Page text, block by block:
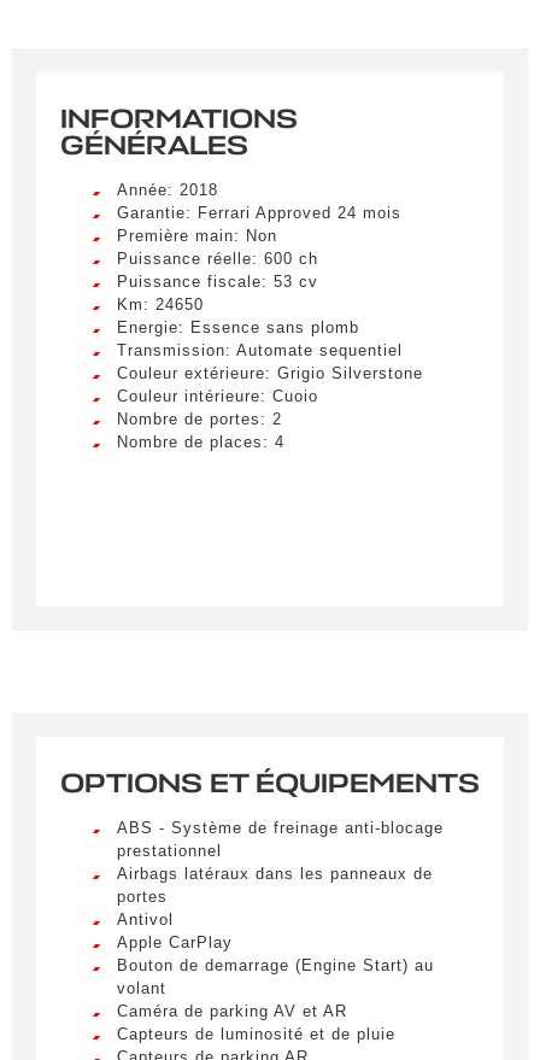
Remplissez le formulaire ci-dessous pour recevoir
une notification par e-mail dès qu’un véhicule
correspondant à vos critères sera disponible.
Civilité *
M.
LIVRAISON PARTOUT EN
FRANCE
INFORMATIONS
GÉNÉRALES
Année: 2018
Garantie: Ferrari Approved 24 mois
Première main: Non
Puissance réelle: 600 ch
Puissance fiscale: 53 cv
Km: 24650
Energie: Essence sans plomb
Transmission: Automate sequentiel
Couleur extérieure: Grigio Silverstone
Couleur intérieure: Cuoio
Nombre de portes: 2
Nombre de places: 4
OPTIONS ET ÉQUIPEMENTS
ABS - Système de freinage anti-blocage
prestationnel
Airbags latéraux dans les panneaux de
portes
Antivol
Apple CarPlay
Bouton de demarrage (Engine Start) au
volant
Caméra de parking AV et AR
Capteurs de luminosité et de pluie